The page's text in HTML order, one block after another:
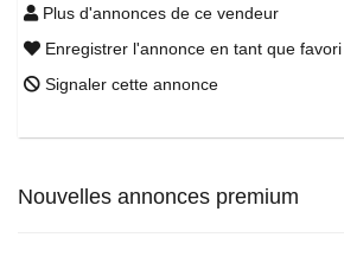
Plus d'annonces de ce vendeur
Enregistrer l'annonce en tant que favori
Signaler cette annonce
Nouvelles annonces premium